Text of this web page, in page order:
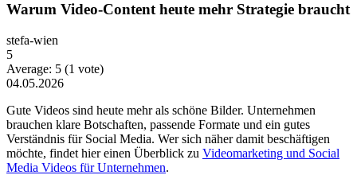
Warum Video-Content heute mehr Strategie braucht
stefa-wien
5
Average: 5 (1 vote)
04.05.2026
Gute Videos sind heute mehr als schöne Bilder. Unternehmen
brauchen klare Botschaften, passende Formate und ein gutes
Verständnis für Social Media. Wer sich näher damit beschäftigen
möchte, findet hier einen Überblick zu Videomarketing und Social
Media Videos für Unternehmen.